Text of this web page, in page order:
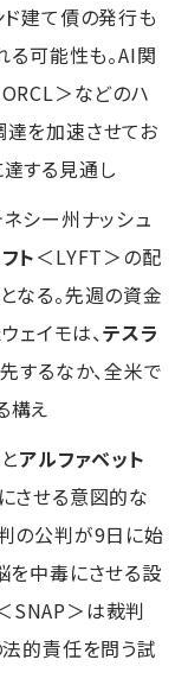
ド建て債の発行も
る可能性も。AI関
＞などのハ
を加速させてお
する見通し
シー州ナッシュ
ト＜LYFT＞の配
なる。先週の資金
ェイモは、テスラ
するなか、全米で
構え
アルファベット
させる意図的な
の公判が9日に始
を中毒にさせる設
SNAP＞は裁判
法的責任を問う試